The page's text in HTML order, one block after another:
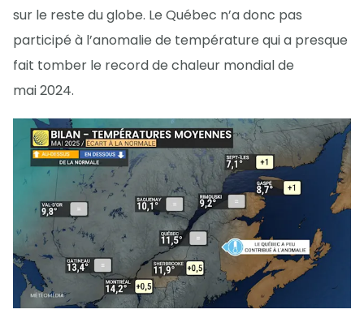
sur le reste du globe. Le Québec n’a donc pas
participé à l’anomalie de température qui a presque
fait tomber le record de chaleur mondial de
mai 2024.